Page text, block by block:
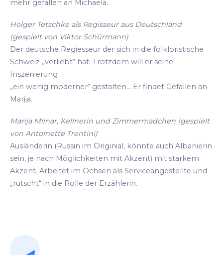
mehr gefallen an Michaela.
Holger Tetschke als Regisseur aus Deutschland
(gespielt von Viktor Schürmann)
Der deutsche Regiesseur der sich in die folkloristische
Schweiz „verliebt“ hat. Trotzdem will er seine
Inszenierung
„ein wenig moderner“ gestalten... Er findet Gefallen an
Marija.
Marija Mlinar, Kellnerin und Zimmermädchen (gespielt
von Antoinette Trentini)
Ausländerin (Russin im Originial, könnte auch Albanierin
sein, je nach Möglichkeiten mit Akzent) mit starkem
Akzent. Arbeitet im Ochsen als Serviceangestellte und
„rutscht“ in die Rolle der Erzählerin.